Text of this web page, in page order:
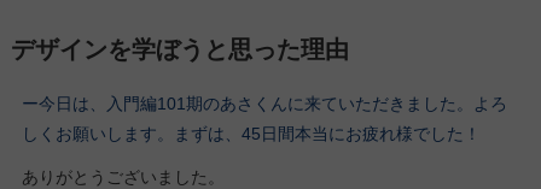
デザインを学ぼうと思った理由
ー今日は、入門編101期のあさくんに来ていただきました。よろ
しくお願いします。
まずは、45日間本当にお疲れ様でした！
ありがとうございました。